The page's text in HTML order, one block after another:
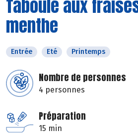
Taboulé aux
menthe
Entrée Eté Printemps
Nombre de personnes
4 personnes
Préparation
15 min